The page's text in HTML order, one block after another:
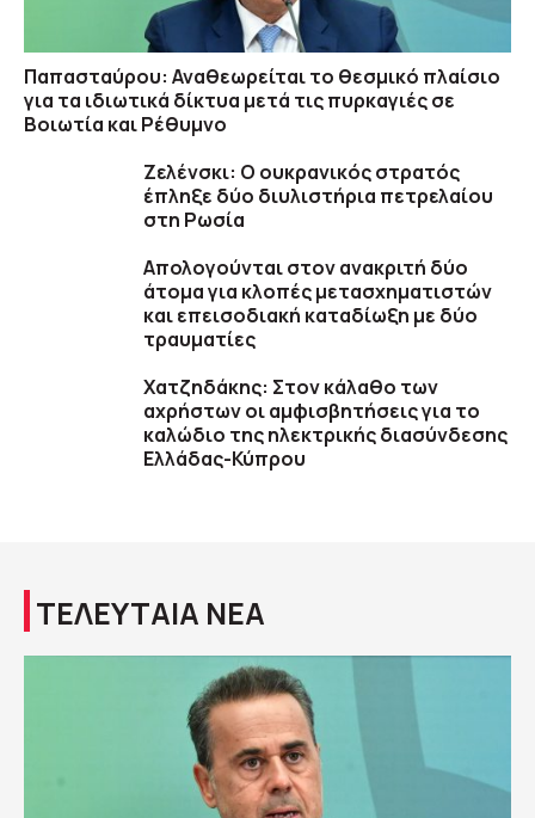
Παπασταύρου: Αναθεωρείται το θεσμικό πλαίσιο
για τα ιδιωτικά δίκτυα μετά τις πυρκαγιές σε
Βοιωτία και Ρέθυμνο
Ζελένσκι: Ο ουκρανικός στρατός
έπληξε δύο διυλιστήρια πετρελαίου
στη Ρωσία
Απολογούνται στον ανακριτή δύο
άτομα για κλοπές μετασχηματιστών
και επεισοδιακή καταδίωξη με δύο
τραυματίες
Χατζηδάκης: Στον κάλαθο των
αχρήστων οι αμφισβητήσεις για το
καλώδιο της ηλεκτρικής διασύνδεσης
Ελλάδας-Κύπρου
ΤΕΛΕΥΤΑΙΑ ΝΕΑ